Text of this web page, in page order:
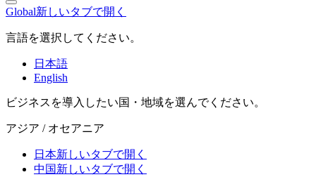
Global新しいタブで開く
言語を選択してください。
日本語
English
ビジネスを導入したい国・地域を選んでください。
アジア / オセアニア
日本新しいタブで開く
中国新しいタブで開く